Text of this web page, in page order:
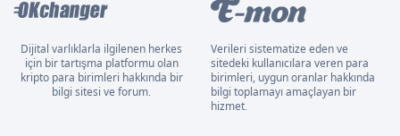
Dijital varlıklarla ilgilenen herkes
için bir tartışma platformu olan
kripto para birimleri hakkında bir
bilgi sitesi ve forum.
Verileri sistematize eden ve
sitedeki kullanıcılara veren para
birimleri, uygun oranlar hakkında
bilgi toplamayı amaçlayan bir
hizmet.